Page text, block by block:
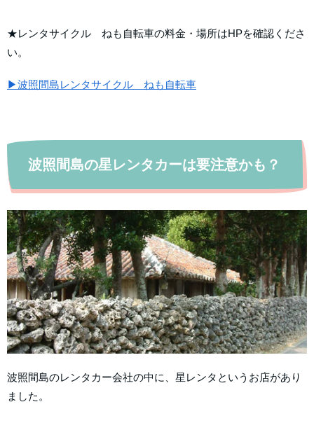
★レンタサイクル ねも自転車の料金・場所はHPを確認くださ
い。
▶波照間島レンタサイクル ねも自転車
波照間島の星レンタカーは要注意かも？
波照間島のレンタカー会社の中に、星レンタというお店があり
ました。